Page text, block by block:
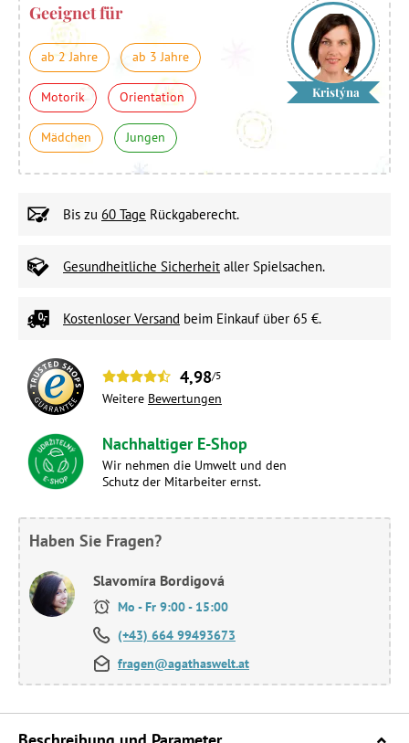
Geeignet für
ab 2 Jahre ab 3 Jahre
Motorik Orientation
Mädchen Jungen
Kristýna
Bis zu 60 Tage Rückgaberecht.
Gesundheitliche Sicherheit aller Spielsachen.
Kostenloser Versand beim Einkauf über 65 €.
4,98/5
Weitere Bewertungen
Nachhaltiger E-Shop
Wir nehmen die Umwelt und den
Schutz der Mitarbeiter ernst.
Haben Sie Fragen?
Slavomíra Bordigová
Mo - Fr 9:00 - 15:00
(+43) 664 99493673
fragen@agathaswelt.at